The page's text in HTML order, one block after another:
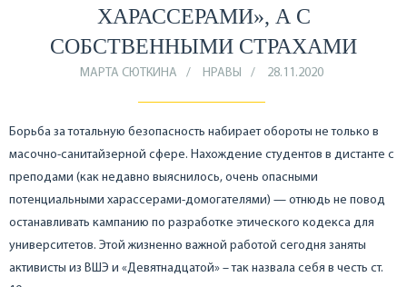
ХАРАССЕРАМИ», А С
СОБСТВЕННЫМИ СТРАХАМИ
МАРТА СЮТКИНА НРАВЫ 28.11.2020
Борьба за тотальную безопасность набирает обороты не только в
масочно-санитайзерной сфере. Нахождение студентов в дистанте с
преподами (как недавно выяснилось, очень опасными
потенциальными харассерами-домогателями) — отнюдь не повод
останавливать кампанию по разработке этического кодекса для
университетов. Этой жизненно важной работой сегодня заняты
активисты из ВШЭ и «Девятнадцатой» – так назвала себя в честь ст.